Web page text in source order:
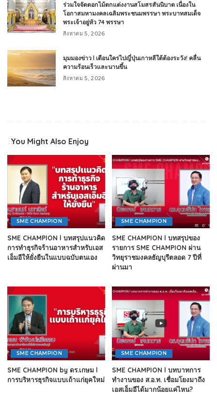
ร่วมใจจัดดอกไม้ตกแต่งงานสโมสรสันนิบาต เนื่องใน
โอกาสมหามงคลเฉลิมพระชนมพรรษา พระบาทสมเด็จ
พระเจ้าอยู่หัว 74 พรรษา
สิงหาคม 5, 2026
มุมมองข่าว l เตือนใครไปญี่ปุ่นเกาหลีใต้ต้องระวัง! คลื่น
ความร้อนเร็วและนานขึ้น
สิงหาคม 5, 2026
You Might Also Enjoy
SME CHAMPION
SME CHAMPION l บทสรุปแนวคิด
การทำธุรกิจร้านอาหารสำหรับเอส
เอ็มอีให้ยั่งยืนในแบบฉบับตนเอง
SME CHAMPION
SME CHAMPION l บทสรุปของ
รายการ SME CHAMPION ผ่าน
วิทยุราชมงคลธัญบุรีตลอด 7 ปีที่
ผ่านมา
SME CHAMPION
SME CHAMPION by ดร.เกษม l
การบริหารธุรกิจแบบเถ้าแก่ยุคใหม่
SME CHAMPION
SME CHAMPION l บทบาทการ
ทำงานของ ส.อ.ท. เชื่อมโยงมาถึง
เอสเอ็มอีได้มากน้อยแค่ไหน?